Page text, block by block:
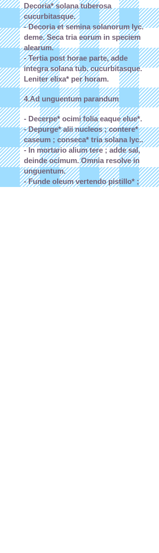
Decoria* solana tuberosa
cucurbitasque.
- Decoria et semina solanorum lyc.
deme. Seca tria eorum in speciem
alearum.
- Tertia post horae parte, adde
integra solana tub. cucurbitasque.
Leniter elixa* per horam.
4.Ad unguentum parandum
- Decerpe* ocimi folia eaque elue*.
- Depurge* alii nucleos ; contere*
caseum ; conseca* tria solana lyc..
- In mortario alium tere ; adde sal,
deinde ocimum. Omnia resolve in
unguentum.
- Funde oleum vertendo pistillo* ;